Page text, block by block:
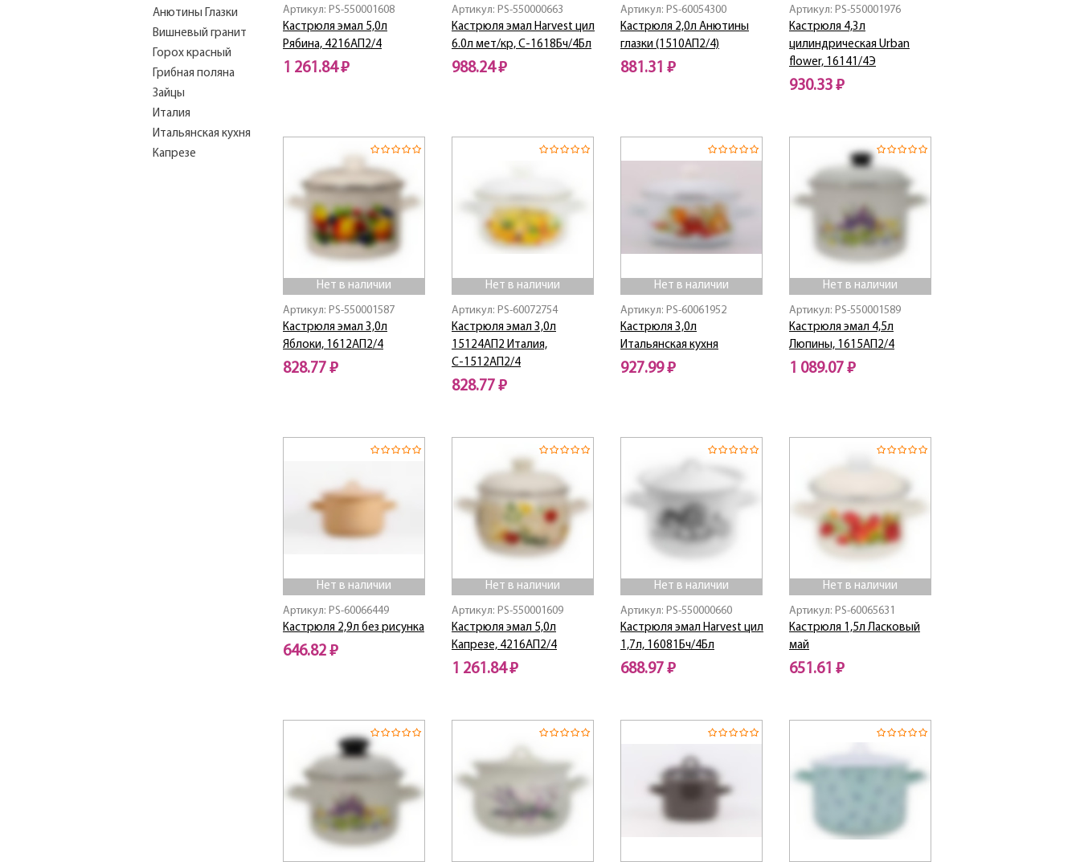
Анютины Глазки
Вишневый гранит
Горох красный
Грибная поляна
Зайцы
Италия
Итальянская кухня
Капрезе
Артикул: PS-550001608
Кастрюля эмал 5,0л
Рябина, 4216АП2/4
1 261.84 ₽
Артикул: PS-550000663
Кастрюля эмал Harvest цил
6.0л мет/кр, С-1618Бч/4Бл
988.24 ₽
Артикул: PS-60054300
Кастрюля 2,0л Анютины
глазки (1510АП2/4)
881.31 ₽
Артикул: PS-550001976
Кастрюля 4,3л
цилиндрическая Urban
flower, 16141/4Э
930.33 ₽
Нет в наличии
Артикул: PS-550001587
Кастрюля эмал 3,0л
Яблоки, 1612АП2/4
828.77 ₽
Нет в наличии
Артикул: PS-60072754
Кастрюля эмал 3,0л
15124АП2 Италия,
С-1512АП2/4
828.77 ₽
Нет в наличии
Артикул: PS-60061952
Кастрюля 3,0л
Итальянская кухня
927.99 ₽
Нет в наличии
Артикул: PS-550001589
Кастрюля эмал 4,5л
Люпины, 1615АП2/4
1 089.07 ₽
Нет в наличии
Артикул: PS-60066449
Кастрюля 2,9л без рисунка
646.82 ₽
Нет в наличии
Артикул: PS-550001609
Кастрюля эмал 5,0л
Капрезе, 4216АП2/4
1 261.84 ₽
Нет в наличии
Артикул: PS-550000660
Кастрюля эмал Harvest цил
1,7л, 16081Бч/4Бл
688.97 ₽
Нет в наличии
Артикул: PS-60065631
Кастрюля 1,5л Ласковый
май
651.61 ₽